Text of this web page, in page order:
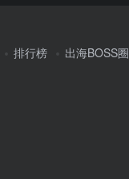
排行榜 出海BOSS圈